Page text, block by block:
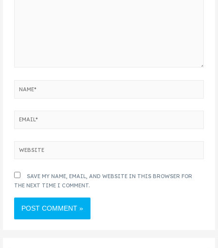
SAVE MY NAME, EMAIL, AND WEBSITE IN THIS BROWSER FOR
THE NEXT TIME I COMMENT.